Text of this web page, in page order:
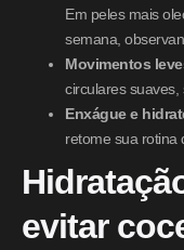
Em peles mais
semana,
Movimentos
circulares
Enxágue e
retome sua rotina
evitar